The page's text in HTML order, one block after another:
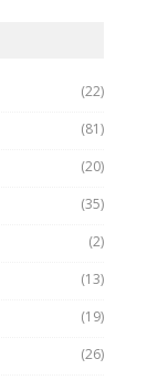
(22)
(81)
(20)
(35)
(2)
(13)
(19)
(26)